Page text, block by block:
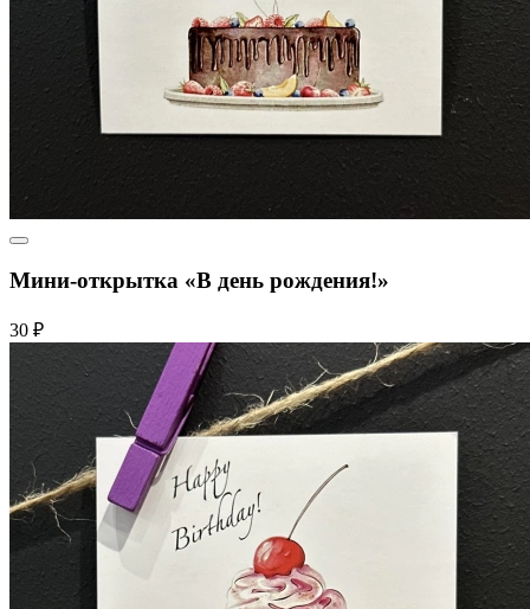
Мини-открытка «В день рождения!»
30 ₽